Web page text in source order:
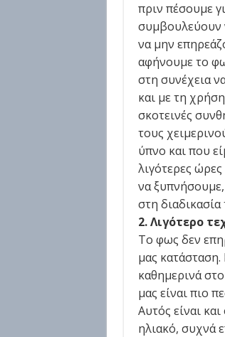
πριν πέσουμε
συμβουλεύουν
να μην
αφήνουμε το
στη συνέχεια
και με τη
σκοτεινές
τους
ύπνο και που
λιγότερες
να
στη
2. Λιγότερο
Το φως δεν
μας
καθημερινά
μας είναι πιο
Αυτός είναι
ηλιακό, συχνά